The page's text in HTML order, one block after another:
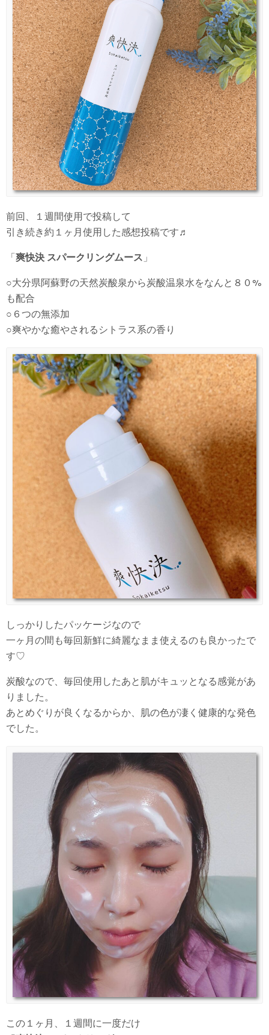
前回、１週間使用で投稿して
引き続き約１ヶ月使用した感想投稿です♬
「爽快決 スパークリングムース 」
○大分県阿蘇野の天然炭酸泉から炭酸温泉水をなんと８０%
も配合
○６つの無添加
○爽やかな癒やされるシトラス系の香り
しっかりしたパッケージなので
一ヶ月の間も毎回新鮮に綺麗なまま使えるのも良かったで
す♡
炭酸なので、毎回使用したあと肌がキュッとなる感覚があ
りました。
あとめぐりが良くなるからか、肌の色が凄く健康的な発色
でした。
この１ヶ月、１週間に一度だけ